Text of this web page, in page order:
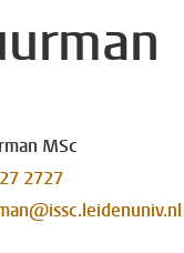
MSc
2727